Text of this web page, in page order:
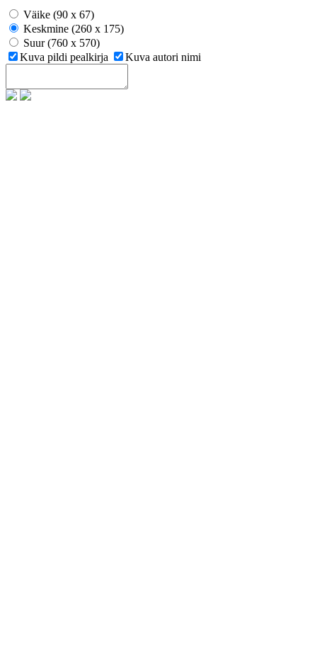
Väike (90 x 67)
Keskmine (260 x 175)
Suur (760 x 570)
Kuva pildi pealkirja
Kuva autori nimi